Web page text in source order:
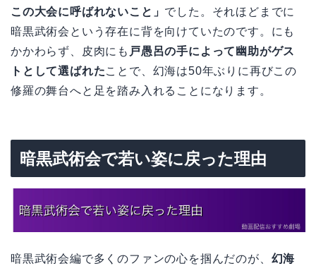
この大会に呼ばれないこと」 でした。それほどまでに
暗黒武術会という存在に背を向けていたのです。にも
かかわらず、皮肉にも 戸愚呂の手によって幽助がゲス
トとして選ばれたことで、幻海は50年ぶりに再びこの
修羅の舞台へと足を踏み入れることになります。
暗黒武術会で若い姿に戻った理由
暗黒武術会編で多くのファンの心を掴んだのが、 幻海